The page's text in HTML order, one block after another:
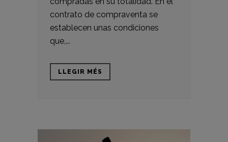
contrato de compraventa se
establecen unas condiciones
que,...
LLEGIR MÉS